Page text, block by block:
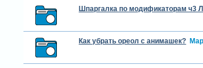
Шпаргалка по модификаторам ч3
Как убрать ореол с анимашек?